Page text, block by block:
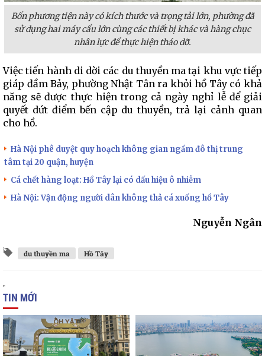
Bốn phương tiện này có kích thước và trọng tải lớn, phường đã
sử dụng hai máy cẩu lớn cùng các thiết bị khác và hàng chục
nhân lực để thực hiện tháo dỡ.
Việc tiến hành di dời các du thuyền ma tại khu vực tiếp
giáp đầm Bảy, phường Nhật Tân ra khỏi hồ Tây có khả
năng sẽ được thực hiện trong cả ngày nghỉ lễ để giải
quyết dứt điểm bến cập du thuyền, trả lại cảnh quan
cho hồ.
Hà Nội phê duyệt quy hoạch không gian ngầm đô thị trung
tâm tại 20 quận, huyện
Cá chết hàng loạt: Hồ Tây lại có dấu hiệu ô nhiễm
Hà Nội: Vận động người dân không thả cá xuống hồ Tây
Nguyễn Ngân
du thuyền ma Hồ Tây
TIN MỚI